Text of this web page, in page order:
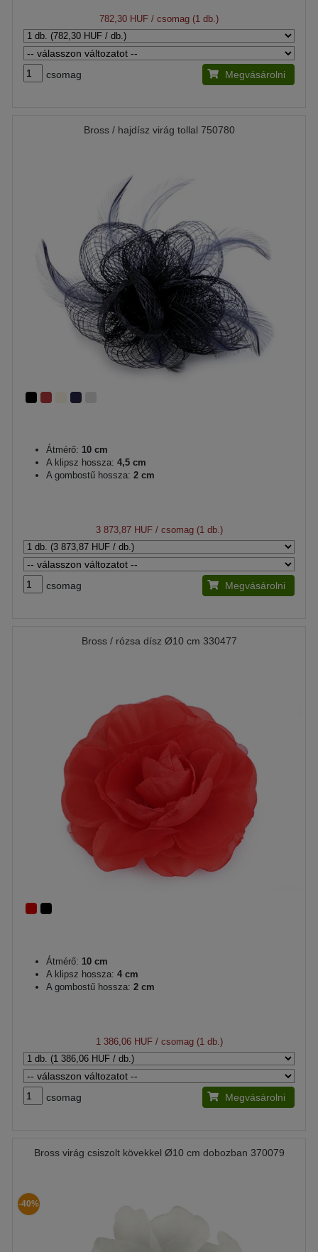
782,30 HUF / csomag (1 db.)
csomag Megvásárolni
Bross / hajdísz virág tollal 750780
Átmérő: 10 cm
A klipsz hossza: 4,5 cm
A gombostű hossza: 2 cm
3 873,87 HUF/ csomag (1 db.)
csomag Megvásárolni
Bross / rózsa dísz Ø10 cm 330477
Átmérő: 10 cm
A klipsz hossza: 4 cm
A gombostű hossza: 2 cm
1 386,06 HUF/ csomag (1 db.)
csomag Megvásárolni
Bross virág csiszolt kövekkel Ø10 cm dobozban 370079
-40%